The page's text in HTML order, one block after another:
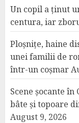
Un copil a ținut
centura, iar
Ploșnițe, haine
unei familii de
într-un coșmar
Scene șocante
bâte și topoare
August 9, 2026